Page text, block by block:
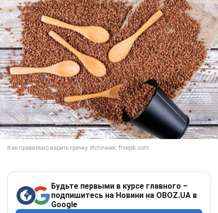
Будьте первыми в курсе главного –
подпишитесь на Новини на OBOZ.UA в
Google